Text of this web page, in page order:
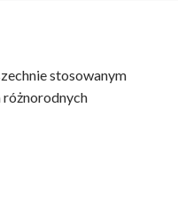
stosowanym
różnorodnych